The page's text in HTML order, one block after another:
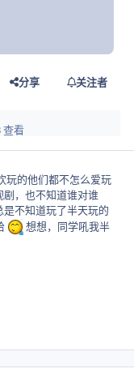
分享 关注者
查看
玩的他们都不怎么爱玩
，也不知道谁对谁
是不知道玩了半天玩的
想想，同学吼我半